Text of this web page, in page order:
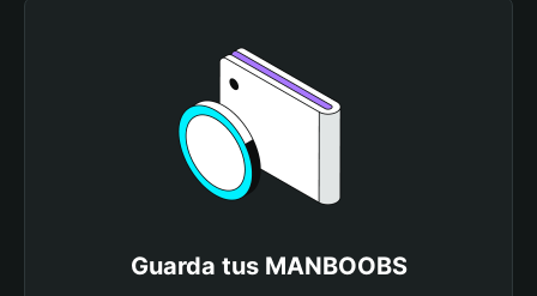
Guarda tus MANBOOBS